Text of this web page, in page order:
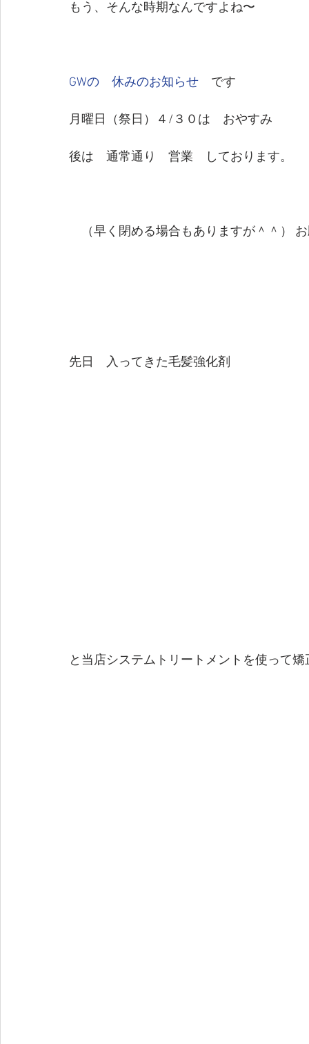
もう、そんな時期なんですよね〜
GWの　休みのお知らせ です
月曜日（祭日）４/３０は　おやすみ
後は　通常通り　営業　しております。
（早く閉める場合もありますが＾＾）
先日　入ってきた毛髪強化剤
と当店システムトリートメントを使って